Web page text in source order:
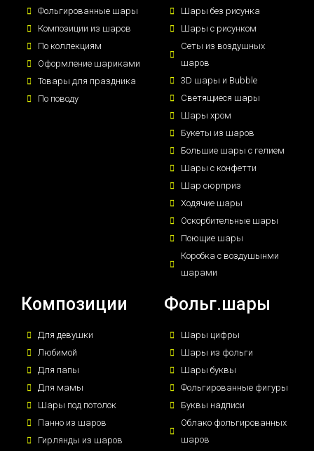
Фольгированные шары
Композиции из шаров
По коллекциям
Оформление шариками
Товары для праздника
По поводу
Шары без рисунка
Шары с рисунком
Сеты из воздушных
шаров
3D шары и Bubble
Светящиеся шары
Шары хром
Букеты из шаров
Большие шары с гелием
Шары с конфетти
Шар сюрприз
Ходячие шары
Оскорбительные шары
Поющие шары
Коробка с воздушынми
шарами
Композиции
Для девушки
Любимой
Для папы
Для мамы
Шары под потолок
Панно из шаров
Гирлянды из шаров
Фольг.шары
Шары цифры
Шары из фольги
Шары буквы
Фольгированные фигуры
Буквы надписи
Облако фольгированных
шаров